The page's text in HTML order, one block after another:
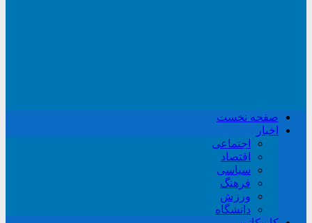
صفحه نخست
اخبار
اجتماعی
اقتصاد
سیاسی
فرهنگ
ورزش
دانشگاه